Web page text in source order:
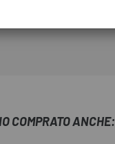
COMPRATO ANCHE: